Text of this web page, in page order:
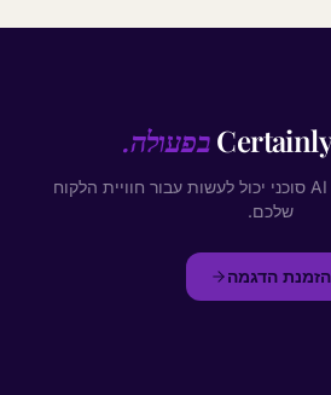
בפעולה.
הזמינו הדגמה וגלו מה AI סוכני יכול לעשות עבור חוויית הלקוח
שלכם.
הזמנת הדגמה